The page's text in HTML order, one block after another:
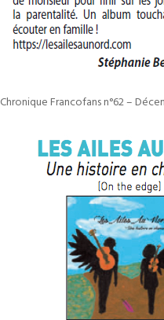
Chronique Francofans n°62 –